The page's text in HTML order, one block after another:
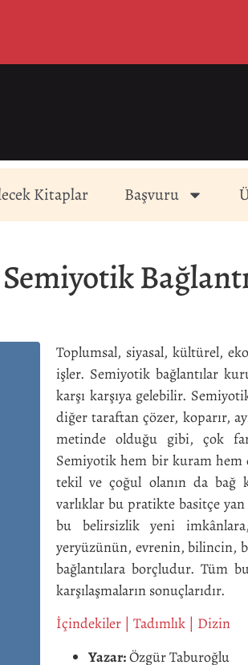
Kitaplar Başvuru
Toplumsal, siyasal, kültürel,
işler. Semiyotik bağlantılar
karşı karşıya gelebilir.
diğer taraftan çözer, koparır,
metinde olduğu gibi, çok
Semiyotik hem bir kuram hem
tekil ve çoğul olanın da bağ
varlıklar bu pratikte basitçe
bu belirsizlik yeni
yeryüzünün, evrenin, bilincin,
bağlantılara borçludur. Tüm
karşılaşmaların sonuçlarıdır.
İçindekiler | Tadımlık | Dizin
Yazar:Özgür Taburoğlu